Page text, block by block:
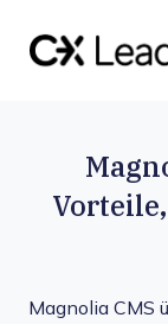
Magnolia CMS